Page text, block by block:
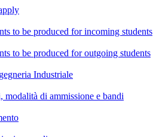
to be produced for incoming students
to be produced for outgoing students
Industriale
modalità di ammissione e bandi